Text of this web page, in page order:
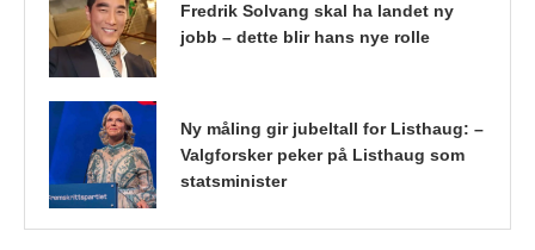
Fredrik Solvang skal ha landet ny
jobb – dette blir hans nye rolle
Ny måling gir jubeltall for Listhaug: –
Valgforsker peker på Listhaug som
statsminister